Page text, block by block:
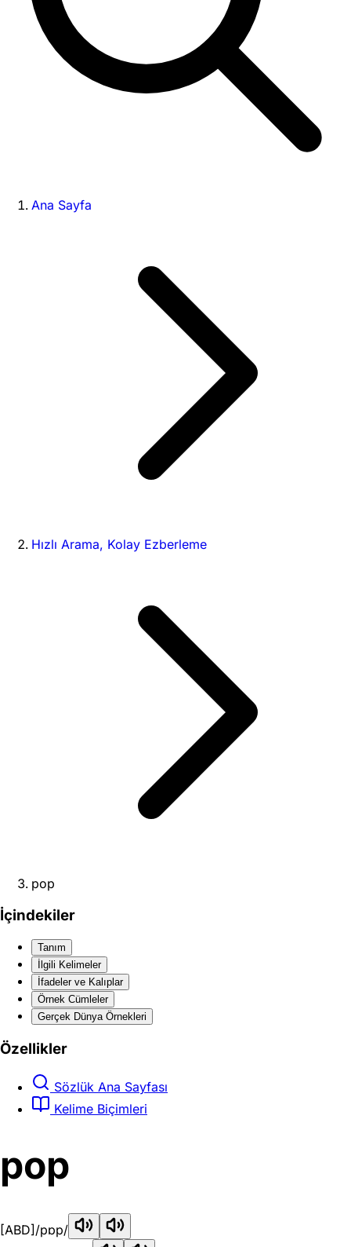
Ana Sayfa
Hızlı Arama, Kolay Ezberleme
pop
İçindekiler
Tanım
İlgili Kelimeler
İfadeler ve Kalıplar
Örnek Cümleler
Gerçek Dünya Örnekleri
Özellikler
Sözlük Ana Sayfası
Kelime Biçimleri
pop
[ABD] /pɒp/